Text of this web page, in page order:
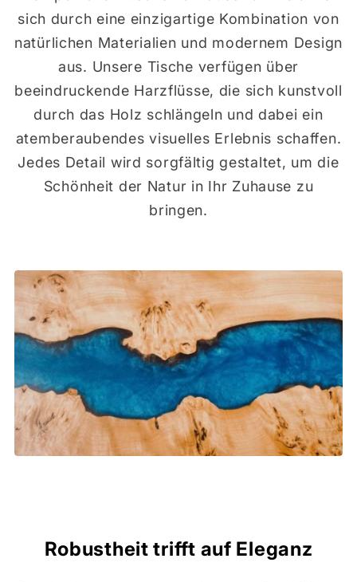
sich durch eine einzigartige Kombination von
natürlichen Materialien und modernem Design
aus. Unsere Tische verfügen über
beeindruckende Harzflüsse, die sich kunstvoll
durch das Holz schlängeln und dabei ein
atemberaubendes visuelles Erlebnis schaffen.
Jedes Detail wird sorgfältig gestaltet, um die
Schönheit der Natur in Ihr Zuhause zu
bringen.
Robustheit trifft auf Eleganz